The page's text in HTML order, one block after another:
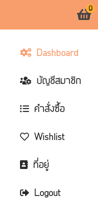
0
Dashboard
บัญชีสมาชิก
คำสั่งซื้อ
Wishlist
ที่อยู่
Logout